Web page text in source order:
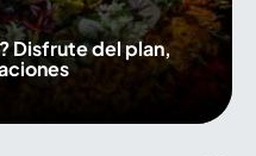
Disfrute del plan,